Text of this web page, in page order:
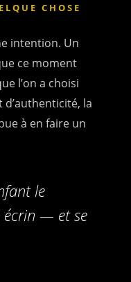
CHOSE
intention. Un
ce moment
l’on a choisi
d’authenticité, la
à en faire un
le
écrin — et se